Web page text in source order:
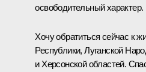
освободительный характер.
Хочу обратиться сейчас к
Республики, Луганской
и Херсонской областей.